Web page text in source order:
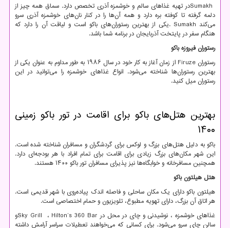
Sumakhدر تهیه غذاهای سالم و خوشمزه آذری تخصص دارد. سماق همه چیز از
دلمه گرفته تا کوفته بره دارد و همه آن‌ها را در کنار نان‌های خوشمزه آذری سرو
می‌کند . Sumakhیکی از بهترین رستوران‌های باکو است و لیاقت آن را دارد که
هنگام سفر در پایتخت آذربایجان در برنامه شما باشد.
رستوران فیروزه باکو
رستوران Firuze
از زمان آغاز به کار خود در سال ۱۹۸۶ به طور مداوم به عنوان یکی از
بهترین رستوران‌ها شناخته می‌شود. انواع غذاهای خوشمزه را می‌توانید در این
رستوران میل کنید.
بهترین هتل‌های باکو برای اقامت در تور باکو زمینی
۱۴۰۰
باکو به دلیل هتل‌های بزرگ و لوکس برای گردشگران و مسافران شناخته شده است.
این شهر مکان‌های بزرگ زیادی برای اقامت برای تمام افراد با هر بودجه‌ای دارد.
همچنین مسافرخانه و خوابگاه‌ها نیز پذیرای مسافران تور باکو ۱۴۰۰ هستند.
هتل هیلتون باکو
هیلتون باکو دارای یک مکان ساحلی و فاصله اندک پیاده‌روی با شهر قدیمی است.
هر اتاق آن بزرگ، دارای تهویه مطبوع، تلویزیون و حمام اختصاصی است.
غذاهای خوشمزه ، نوشیدنی و چای در محل درHilton’s 360 Bar ، Sky Grillو
سالن چای سرو می‌شود. برای کسانی که می‌خواهند تعطیلات سراسر آرامش داشته